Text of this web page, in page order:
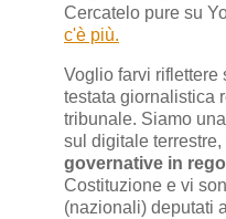
Cercatelo pure su
c'è più.
Voglio farvi riflettere
testata giornalistica
tribunale. Siamo
sul digitale terrestre,
governative in
Costituzione e vi
(nazionali) deputati